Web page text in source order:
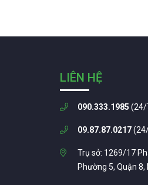
LIÊN HỆ
090.333.1985 (24/
09.87.87.0217
Trụ sở: 1269/17
Phường 5, Quận 8,